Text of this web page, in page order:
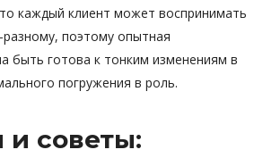
каждый клиент может воспринимать
разному, поэтому опытная
быть готова к тонким изменениям в
погружения в роль.
советы: